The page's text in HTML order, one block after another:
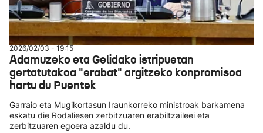
2026/02/03 - 19:15
Adamuzeko eta Gelidako istripuetan
gertatutakoa "erabat" argitzeko konpromisoa
hartu du Puentek
Garraio eta Mugikortasun Iraunkorreko ministroak barkamena
eskatu die Rodaliesen zerbitzuaren erabiltzaileei eta
zerbitzuaren egoera azaldu du.